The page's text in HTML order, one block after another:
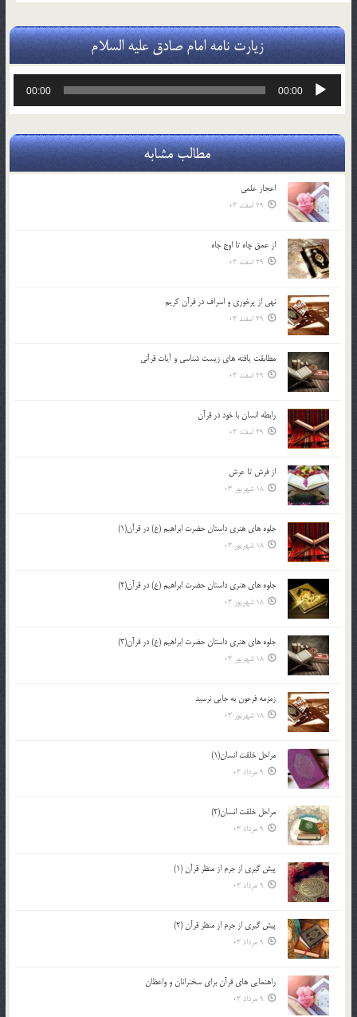
زیارت نامه امام صادق علیه السلام
پخش‌کننده
00:00
00:00
مطالب مشابه
اعجاز علمی
29 اسفند 03
از عمق چاه تا اوج جاه
29 اسفند 03
نهي از پرخوري و اسراف در قرآن کريم
29 اسفند 03
مطابقت یافته های زیست شناسی و آیات قرآنی
29 اسفند 03
رابطه انسان با خود در قرآن
29 اسفند 03
از فرش تا عرش
18 شهریور 03
جلوه هاي هنري داستان حضرت ابراهيم (ع) در قرآن(1)
18 شهریور 03
جلوه هاي هنري داستان حضرت ابراهيم (ع) در قرآن(2)
18 شهریور 03
جلوه هاي هنري داستان حضرت ابراهيم (ع) در قرآن(3)
18 شهریور 03
زمزمه فرعون به جايي نرسيد
18 شهریور 03
مراحل خلقت انسان(1)
9 مرداد 03
مراحل خلقت انسان(2)
9 مرداد 03
پيش گيري از جرم از منظر قرآن (1)
9 مرداد 03
پيش گيري از جرم از منظر قرآن (2)
9 مرداد 03
راهنمایی های قرآن برای سخنرانان و واعظان
9 مرداد 03